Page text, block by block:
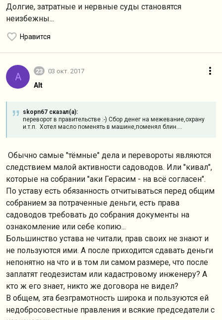
Долгие, затратные и нервные суды становятся
неизбежны...
Нравится
A 23 03 окт. 2017
Alt
skopn67 сказал(а):
переворот в правительстве :-) Сбор денег на межевание,охрану
и.т.п. Хотел масло поменять в машине,поменял блин....
Обычно самые "тёмные" дела и перевороты являются
следствием малой активности садоводов. Или "кивал",
которые на собрании "аки Герасим - на всё согласен".
По уставу есть обязанность отчитываться перед общим
собранием за потраченные деньги, есть права
садоводов требовать до собрания документы на
ознакомление или себе копию...
Большинство устава не читали, прав своих не знают и
не пользуются ими. А после приходится сдавать деньги
непонятно на что и в том ли самом размере, что после
заплатят геодезистам или кадастровому инженеру? А
кто ж его знает, никто же договора не видел?
В общем, эта безграмотность широка и пользуются ей
недобросовестные правления и всякие председатели с